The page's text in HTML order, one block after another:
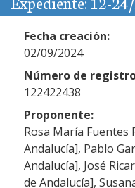
Fecha creación:
02/09/2024
Número de
122422438
Proponente:
Rosa María Fuentes
Andalucía], Pablo
Andalucía], José
de Andalucía],